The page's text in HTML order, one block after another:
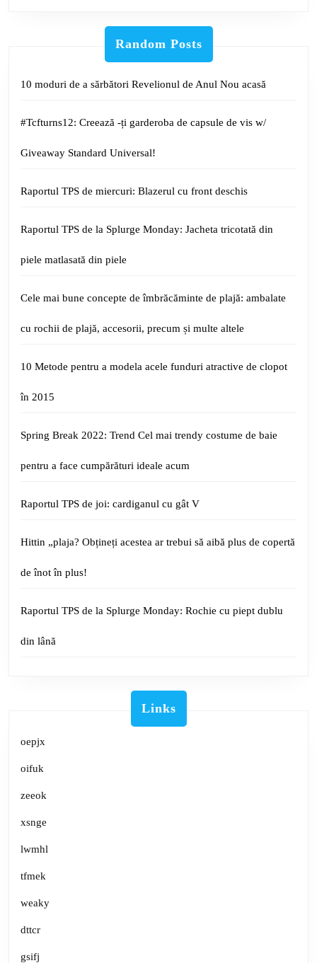
Random Posts
10 moduri de a sărbători Revelionul de Anul Nou acasă
#Tcfturns12: Creează -ți garderoba de capsule de vis w/
Giveaway Standard Universal!
Raportul TPS de miercuri: Blazerul cu front deschis
Raportul TPS de la Splurge Monday: Jacheta tricotată din
piele matlasată din piele
Cele mai bune concepte de îmbrăcăminte de plajă: ambalate
cu rochii de plajă, accesorii, precum și multe altele
10 Metode pentru a modela acele funduri atractive de clopot
în 2015
Spring Break 2022: Trend Cel mai trendy costume de baie
pentru a face cumpărături ideale acum
Raportul TPS de joi: cardiganul cu gât V
Hittin „plaja? Obțineți acestea ar trebui să aibă plus de copertă
de înot în plus!
Raportul TPS de la Splurge Monday: Rochie cu piept dublu
din lână
Links
oepjx
oifuk
zeeok
xsnge
lwmhl
tfmek
weaky
dttcr
gsifj